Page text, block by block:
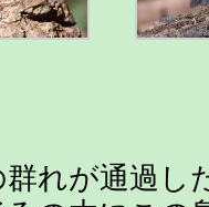
れが通過し